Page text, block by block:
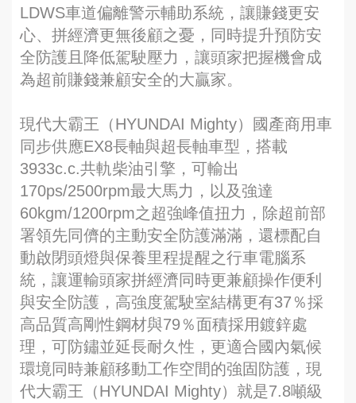
LDWS車道偏離警示輔助系統，讓賺錢更安
心、拼經濟更無後顧之憂，同時提升預防安
全防護且降低駕駛壓力，讓頭家把握機會成
為超前賺錢兼顧安全的大贏家。
現代大霸王（HYUNDAI Mighty）國產商用車
同步供應EX8長軸與超長軸車型，搭載
3933c.c.共軌柴油引擎，可輸出
170ps/2500rpm最大馬力，以及強達
60kgm/1200rpm之超強峰值扭力，除超前部
署領先同儕的主動安全防護滿滿，還標配自
動啟閉頭燈與保養里程提醒之行車電腦系
統，讓運輸頭家拼經濟同時更兼顧操作便利
與安全防護，高強度駕駛室結構更有37％採
高品質高剛性鋼材與79％面積採用鍍鋅處
理，可防鏽並延長耐久性，更適合國內氣候
環境同時兼顧移動工作空間的強固防護，現
代大霸王（HYUNDAI Mighty）就是7.8噸級